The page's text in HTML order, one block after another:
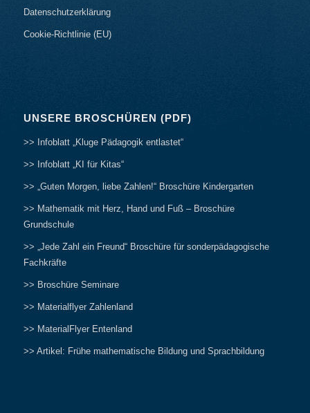
Datenschutzerklärung
Cookie-Richtlinie (EU)
UNSERE BROSCHÜREN (PDF)
>> Infoblatt „Kluge Pädagogik entlastet“
>> Infoblatt „KI für Kitas“
>> „Guten Morgen, liebe Zahlen!“ Broschüre Kindergarten
>> Mathematik mit Herz, Hand und Fuß – Broschüre
Grundschule
>> „Jede Zahl ein Freund“ Broschüre für sonderpädagogische
Fachkräfte
>> Broschüre Seminare
>> Materialflyer Zahlenland
>> MaterialFlyer Entenland
>> Artikel: Frühe mathematische Bildung und Sprachbildung